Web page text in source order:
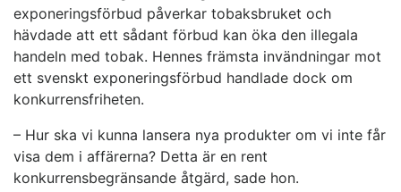
exponeringsförbud påverkar tobaksbruket och
hävdade att ett sådant förbud kan öka den illegala
handeln med tobak. Hennes främsta invändningar mot
ett svenskt exponeringsförbud handlade dock om
konkurrensfriheten.
– Hur ska vi kunna lansera nya produkter om vi inte får
visa dem i affärerna? Detta är en rent
konkurrensbegränsande åtgärd, sade hon.